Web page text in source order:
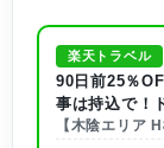
楽天トラベル
90日前25％
事は持込で！
【木陰エリア